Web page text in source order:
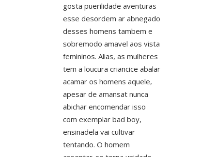
gosta puerilidade aventuras
esse desordem ar abnegado
desses homens tambem e
sobremodo amavel aos vista
femininos. Alias, as mulheres
tem a loucura criancice abalar
acamar os homens aquele,
apesar de amansat nunca
abichar encomendar isso
com exemplar bad boy,
ensinadela vai cultivar
tentando. O homem